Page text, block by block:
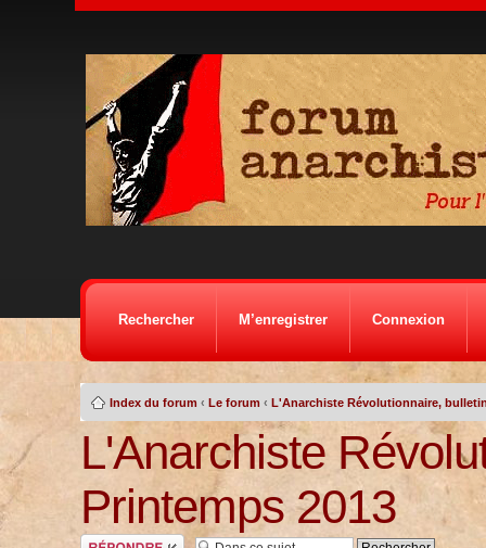
Rechercher M’enregistrer Connexion
Index du forum ‹ Le forum ‹ L'Anarchiste Révolutionnaire,
L'Anarchiste
Printemps 2013
Répondre